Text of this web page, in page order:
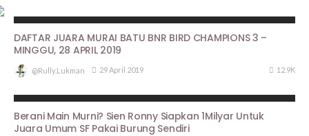
DAFTAR JUARA MURAI BATU BNR BIRD CHAMPIONS 3 –
MINGGU, 28 APRIL 2019
@rully.lukman 29 April 2019 12.9K
Berani Main Murni? Sien Ronny Siapkan 1Milyar Untuk
Juara Umum SF Pakai Burung Sendiri